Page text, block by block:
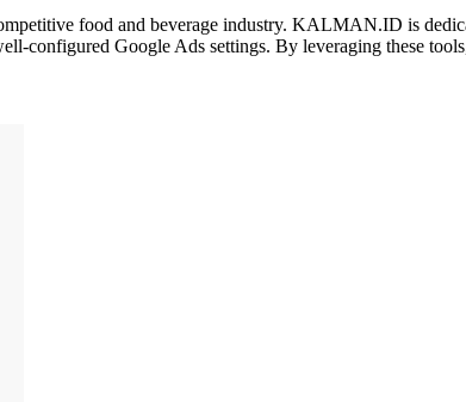
food and beverage industry. KALMAN.ID is
configured Google Ads settings. By leveraging these